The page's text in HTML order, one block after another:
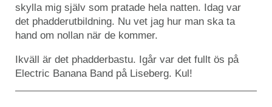
skylla mig själv som pratade hela natten. Idag var
det phadderutbildning. Nu vet jag hur man ska ta
hand om nollan när de kommer.
Ikväll är det phadderbastu. Igår var det fullt ös på
Electric Banana Band på Liseberg. Kul!